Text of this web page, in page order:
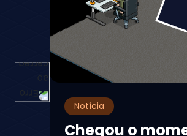
Notícia
Chegou o
wired de